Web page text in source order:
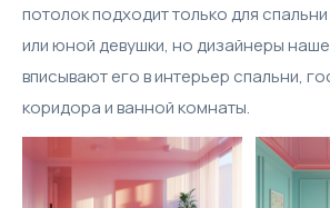
потолок подходит только для
или юной девушки, но дизайнеры
вписывают его в интерьер спальни,
коридора и ванной комнаты.